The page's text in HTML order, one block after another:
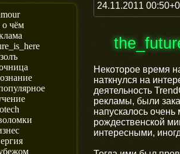
чём
24.11.2011
Некоторое время
наткнулся на
деятельность
рекламы, были
напускалось очень
рождественской
интересными,